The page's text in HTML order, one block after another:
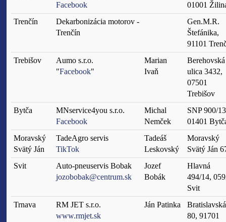
Facebook
01001
Trenčín
Dekarbonizácia motorov -
Trenčín
Gen.M.R.
Štefánika,
91101
Trebišov
Aumo s.r.o.
"Facebook"
Marian
Ivaň
Berehovská
ulica 3432,
07501
Trebišov
Bytča
MNservice4you s.r.o.
Facebook
Michal
Nemček
SNP 900/
01401
Moravský
Svätý Ján
TadeAgro servis
TikTok
Tadeáš
Leskovský
Moravský
Svätý Ján
Svit
Auto-pneuservis Bobak
jozobobak@centrum.sk
Jozef
Bobák
Hlavná
494/14,
Svit
Trnava
RM JET s.r.o.
www.rmjet.sk
Ján Patinka
Bratislavská
80, 91701